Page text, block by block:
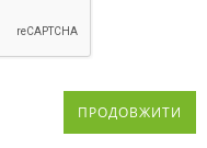
ПРОДОВЖИТИ